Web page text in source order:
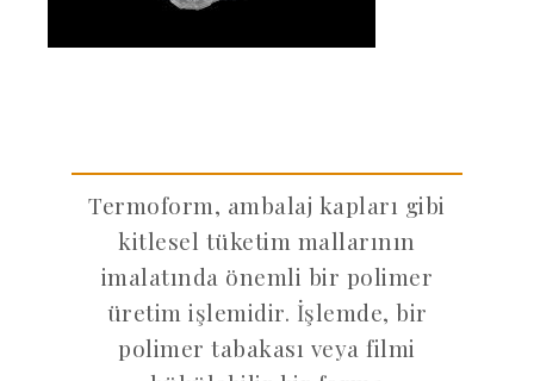
Termoform, ambalaj kapları gibi
kitlesel tüketim mallarının
imalatında önemli bir polimer
üretim işlemidir. İşlemde, bir
polimer tabakası veya filmi